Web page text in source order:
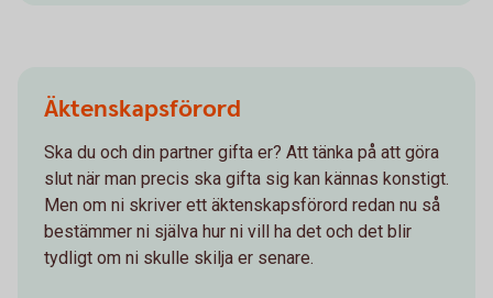
Äktenskapsförord
Ska du och din partner gifta er? Att tänka på att göra
slut när man precis ska gifta sig kan kännas konstigt.
Men om ni skriver ett äktenskapsförord redan nu så
bestämmer ni själva hur ni vill ha det och det blir
tydligt om ni skulle skilja er senare.